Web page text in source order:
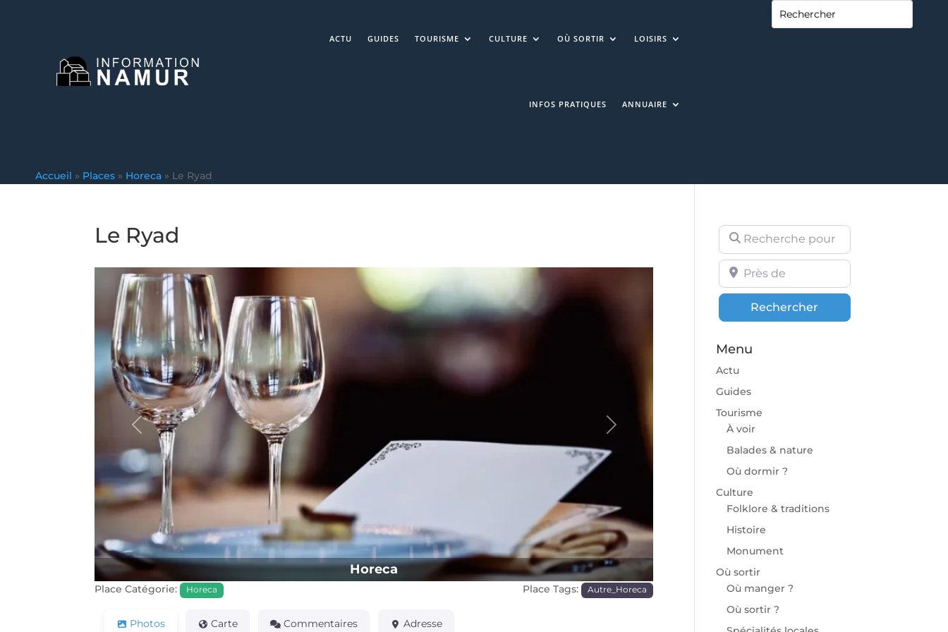
ACTU GUIDES TOURISME CULTURE OÙ SORTIR LOISIRS
INFOS PRATIQUES ANNUAIRE
Accueil » Places » Horeca » Le Ryad
Le Ryad
Horeca
Précédente Prochaine
Place Catégorie: Horeca Place Tags: Autre_Horeca
Photos Carte Commentaires Adresse
Recherche pour
Près de
Rechercher
Menu
Actu
Guides
Tourisme
À voir
Balades & nature
Où dormir ?
Culture
Folklore & traditions
Histoire
Monument
Où sortir
Où manger ?
Où sortir ?